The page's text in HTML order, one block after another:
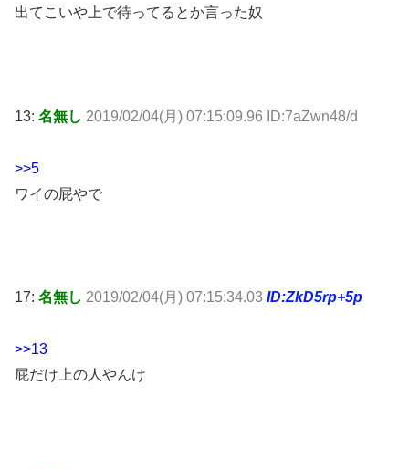
出てこいや上で待ってるとか言った奴
13: 名無し 2019/02/04(月) 07:15:09.96 ID:7aZwn48/d
>>5
ワイの屁やで
17: 名無し 2019/02/04(月) 07:15:34.03 ID:ZkD5rp+5p
>>13
屁だけ上の人やんけ